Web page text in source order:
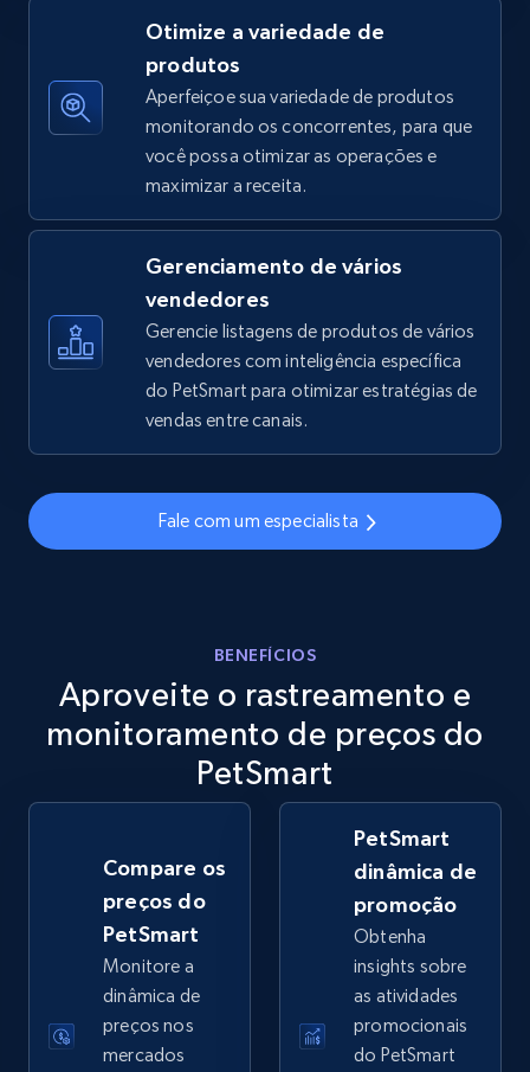
TikTok Shop - discover records by shop url
price, Final price, Discount percent, and more.
667+
Amazon sellers info
URL, Product id, Title, Seller name, Seller rating,
Seller reviews, Breadcrumbs, Root category, and
more.
2.5K+ 359+ Comece agora
eBay - Gather data on products using
URL, Product id, Title, Seller name, Seller rating,
Seller reviews, Breadcrumbs, Root category, and
more.
Otimize a variedade de
produtos
Aperfeiçoe sua variedade de produtos
monitorando os concorrentes, para que
você possa otimizar as operações e
maximizar a receita.
Gerenciamento de vários
vendedores
Gerencie listagens de produtos de vários
vendedores com inteligência específica
do PetSmart para otimizar estratégias de
vendas entre canais.
Fale com um especialista
BENEFÍCIOS
Aproveite o rastreamento e
monitoramento de preços do
PetSmart
Compare os
preços do
PetSmart
Monitore a
dinâmica de
preços nos
mercados
PetSmart
dinâmica de
promoção
Obtenha
insights sobre
as atividades
promocionais
do PetSmart